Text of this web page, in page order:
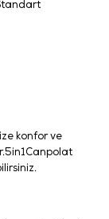
konfor ve